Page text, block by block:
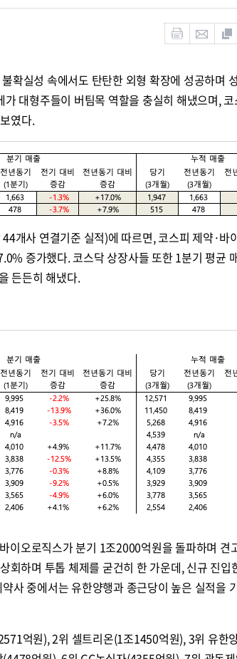
확실성 속에서도 탄탄한 외형 확장에 성공하며
대형주들이 버팀목 역할을 충실히 해냈으며,
였다.
개사 연결기준 실적)에 따르면, 코스피 제약·바
증가했다. 코스닥 상장사들 또한 1분기 평균
든든히 해냈다.
이오로직스가 분기 1조2000억원을 돌파하며 견
회하며 투톱 체제를 굳건히 한 가운데, 신규 진입
사 중에서는 유한양행과 종근당이 높은 실적을
억원), 2위 셀트리온(1조1450억원), 3위 유한